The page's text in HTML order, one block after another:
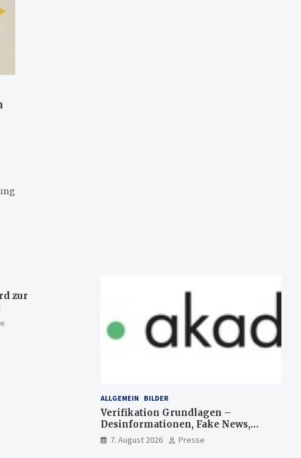
zur
ALLGEMEIN BILDER
Verifikation Grundlagen –
Desinformationen, Fake News,
manipulierte Inhalte | dpa-
Akademie
7. August 2026 Presse